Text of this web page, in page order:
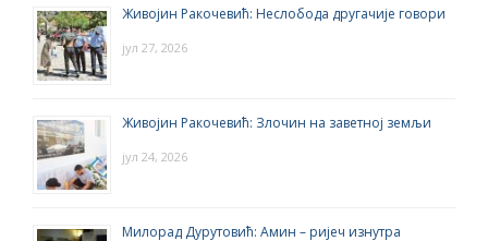
Живојин Ракочевић: Неслобода другачије говори
јул 27, 2026
Живојин Ракочевић: Злочин на заветној земљи
јул 24, 2026
Милорад Дурутовић: Амин – ријеч изнутра